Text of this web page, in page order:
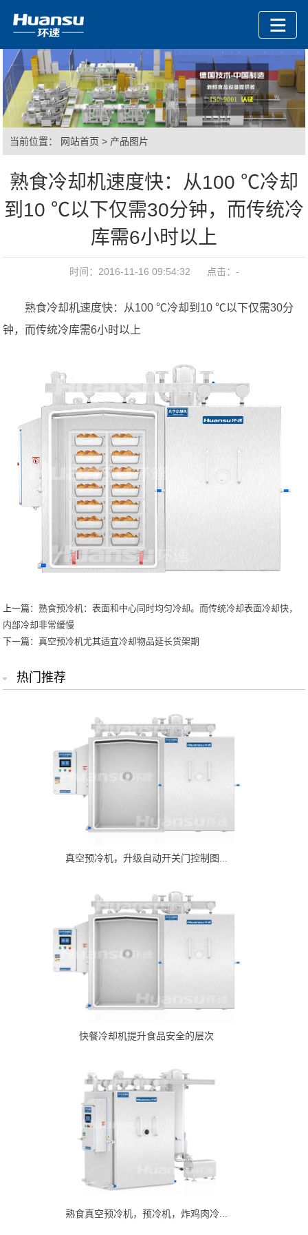
当前位置： 网站首页 > 产品图片
熟食冷却机速度快：从100 ℃冷却
到10 ℃以下仅需30分钟，而传统冷
库需6小时以上
时间：2016-11-16 09:54:32 点击： -
熟食冷却机速度快：从100 ℃冷却到10 ℃以下仅需30分
钟，而传统冷库需6小时以上
上一篇：熟食预冷机：表面和中心同时均匀冷却。而传统冷却表面冷却快，
内部冷却非常缓慢
下一篇：真空预冷机尤其适宜冷却物品延长货架期
热门推荐
真空预冷机，升级自动开关门控制图...
快餐冷却机提升食品安全的层次
熟食真空预冷机，预冷机，炸鸡肉冷...